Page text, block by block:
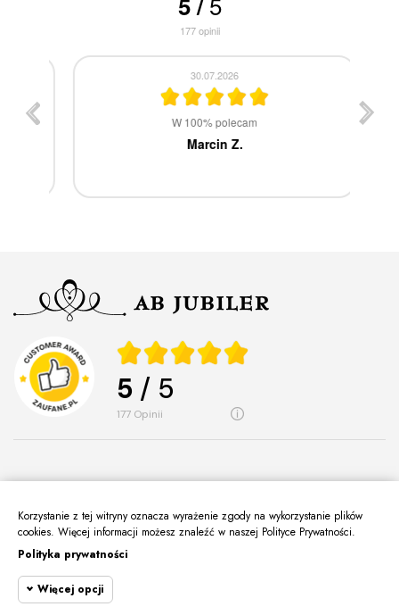
177opinii
30.07.2026
W 100% polecam
Marcin Z.
5 / 5
177 opinii
O Nas
Informacje
Moje Konto
Korzystanie z tej witryny oznacza wyrażenie zgody na wykorzystanie plików
cookies. Więcej informacji możesz znaleźć w naszej Polityce Prywatności.
Polityka prywatności
Więcej opcji